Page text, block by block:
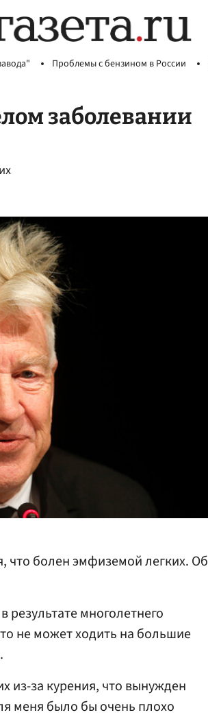
Проблемы с бензином в России
заболевании
что болен эмфиземой легких. Об
результате многолетнего
не может ходить на большие
из-за курения, что вынужден
меня было бы очень плохо